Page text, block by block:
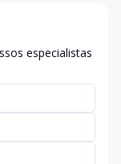
especialistas